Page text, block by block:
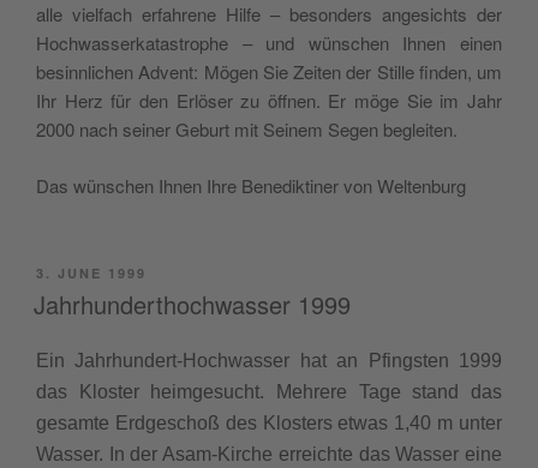
alle vielfach erfahrene Hil­fe – beson­ders angesichts der
Hochwasserkatas­tro­phe – und wün­schen Ihnen einen
besinnlichen Advent: Mögen Sie Zeit­en der Stille find­en, um
Ihr Herz für den Erlös­er zu öff­nen. Er möge Sie im Jahr
2000 nach sein­er Geburt mit Seinem Segen begleiten.
Das wün­schen Ihnen Ihre Benedik­tin­er von Weltenburg
POSTED
ON
3. JUNE 1999
Jahrhunderthochwasser 1999
Ein Jahrhun­dert-Hochwass­er hat an Pfin­g­sten 1999
das Kloster heimge­sucht. Mehrere Tage stand das
gesamte Erdgeschoß des Klosters etwas 1,40 m unter
Wass­er. In der Asam-Kirche erre­ichte das Wass­er eine